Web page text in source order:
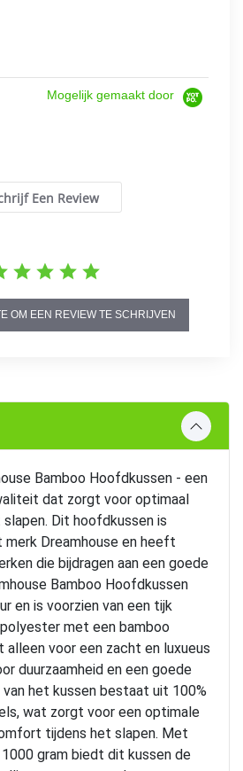
Mogelijk gemaakt door
Een Review
OM EEN REVIEW TE SCHRIJVEN
Bamboo Hoofdkussen - een
dat zorgt voor optimaal
Dit hoofdkussen is
Dreamhouse en heeft
die bijdragen aan een goede
Bamboo Hoofdkussen
en is voorzien van een tijk
met een bamboo
voor een zacht en luxueus
duurzaamheid en een goede
het kussen bestaat uit 100%
wat zorgt voor een optimale
tijdens het slapen. Met
gram biedt dit kussen de